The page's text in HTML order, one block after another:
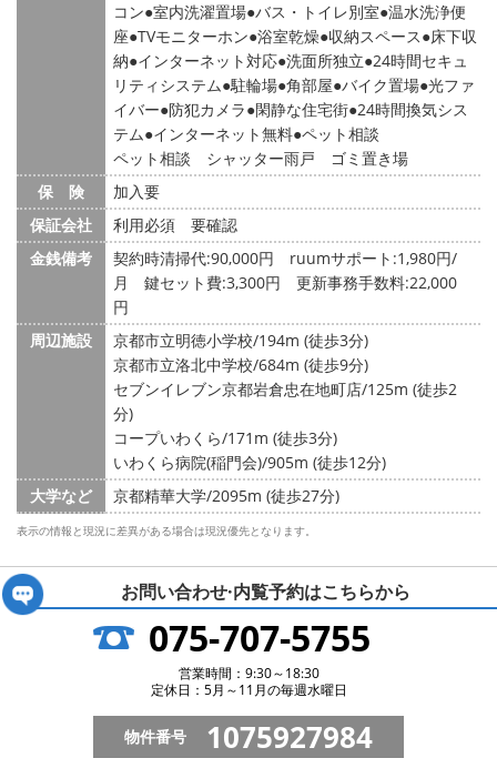
コン 室内洗濯置場 バス・トイレ別室 温水洗浄便
座 TVモニターホン 浴室乾燥 収納スペース 床下収
納 インターネット対応 洗面所独立 24時間セキュ
リティシステム 駐輪場 角部屋 バイク置場 光ファ
イバー 防犯カメラ 閑静な住宅街 24時間換気シス
テム インターネット無料 ペット相談
ペット相談 シャッター雨戸 ゴミ置き場
保 険
加入要
保証会社
利用必須 要確認
金銭備考
契約時清掃代:90,000円 ruumサポート:1,980円/
月 鍵セット費:3,300円 更新事務手数料:22,000
円
周辺施設
京都市立明徳小学校/194m (徒歩3分)
京都市立洛北中学校/684m (徒歩9分)
セブンイレブン京都岩倉忠在地町店/125m (徒歩2
分)
コープいわくら/171m (徒歩3分)
いわくら病院(稲門会)/905m (徒歩12分)
大学など
京都精華大学/2095m (徒歩27分)
表示の情報と現況に差異がある場合は現況優先となります。
お問い合わせ·内覧予約はこちらから
075-707-5755
営業時間：9:30～18:30
定休日：5月～11月の毎週水曜日
物件番号 1075927984